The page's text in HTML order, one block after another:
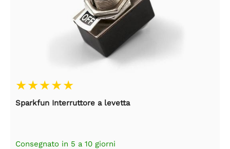
Sparkfun Interruttore a levetta
Consegnato in 5 a 10 giorni